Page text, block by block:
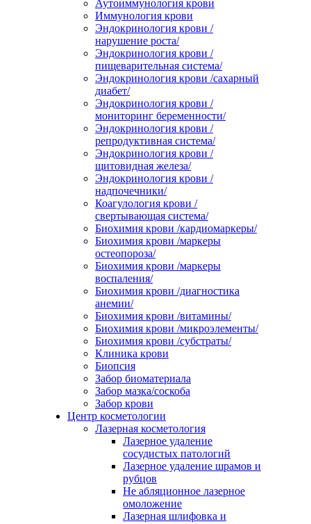
Аутоиммунология крови
Иммунология крови
Эндокринология крови /
нарушение роста/
Эндокринология крови /
пищеварительная система/
Эндокринология крови /сахарный
диабет/
Эндокринология крови /
мониторинг беременности/
Эндокринология крови /
репродуктивная система/
Эндокринология крови /
щитовидная железа/
Эндокринология крови /
надпочечники/
Коагулология крови /
свертывающая система/
Биохимия крови /кардиомаркеры/
Биохимия крови /маркеры
остеопороза/
Биохимия крови /маркеры
воспаления/
Биохимия крови /диагностика
анемии/
Биохимия крови /витамины/
Биохимия крови /микроэлементы/
Биохимия крови /субстраты/
Клиника крови
Биопсия
Забор биоматериала
Забор мазка/соскоба
Забор крови
Центр косметологии
Лазерная косметология
Лазерное удаление
сосудистых патологий
Лазерное удаление шрамов и
рубцов
Не абляционное лазерное
омоложение
Лазерная шлифовка и